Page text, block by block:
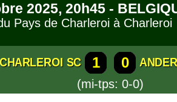
2025, 20h45 -
Pays de Charleroi à
CHARLEROI SC 1 0
(mi-tps: 0-0)